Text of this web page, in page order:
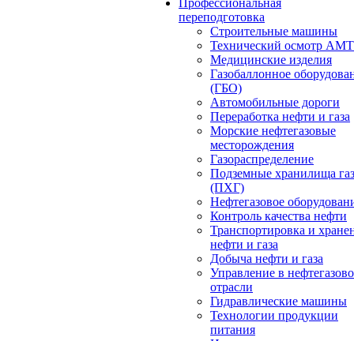
Профессиональная
переподготовка
Строительные машины
Технический осмотр
Медицинские изделия
Газобаллонное
(ГБО)
Автомобильные дороги
Переработка нефти и газа
Морские нефтегазовые
месторождения
Газораспределение
Подземные хранилища
(ПХГ)
Нефтегазовое
Контроль качества нефти
Транспортировка и
нефти и газа
Добыча нефти и газа
Управление в
отрасли
Гидравлические машины
Технологии продукции
питания